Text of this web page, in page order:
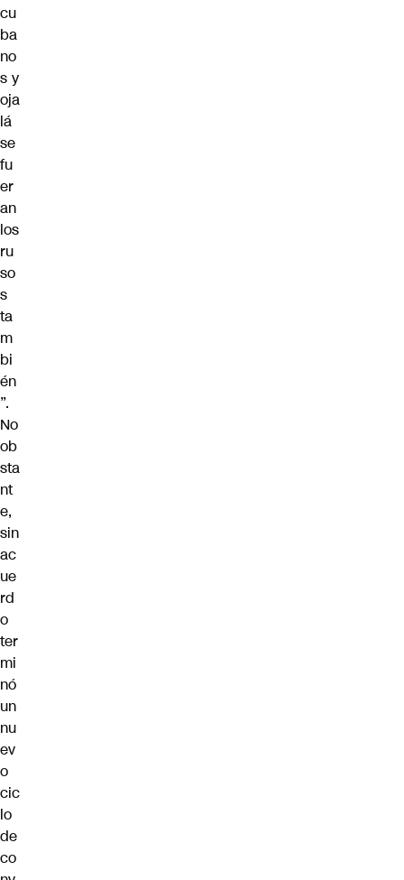
cu
ba
no
s y
oja
lá
se
fu
er
an
los
ru
so
s
ta
m
bi
én
”.
No
ob
sta
nt
e,
sin
ac
ue
rd
o
ter
mi
nó
un
nu
ev
o
cic
lo
de
co